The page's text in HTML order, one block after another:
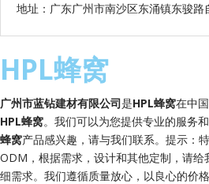
地址：广东广州市南沙区东涌镇东骏路
HPL蜂窝
广州市蓝钻建材有限公司是HPL蜂窝在中
HPL蜂窝。我们可以为您提供专业的服务
蜂窝产品感兴趣，请与我们联系。提示：
ODM，根据需求，设计和其他定制，请
细需求。我们遵循质量放心，以良心的价格